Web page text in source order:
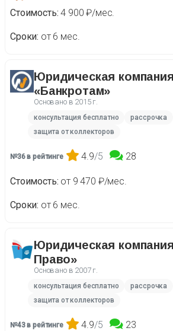
Стоимость 4 900 ₽/мес.
Сроки от 6 мес.
Юридическая компания
«Банкротам»
Основано в 2015 г.
консультация бесплатно
рассрочка
защита от коллекторов
№36 в рейтинге 4.9/5 28
Стоимость от 9 470 ₽/мес.
Сроки от 6 мес.
Юридическая
Право»
Основано в 2007 г.
консультация бесплатно
рассрочка
защита от коллекторов
№43 в рейтинге 4.9/5 23